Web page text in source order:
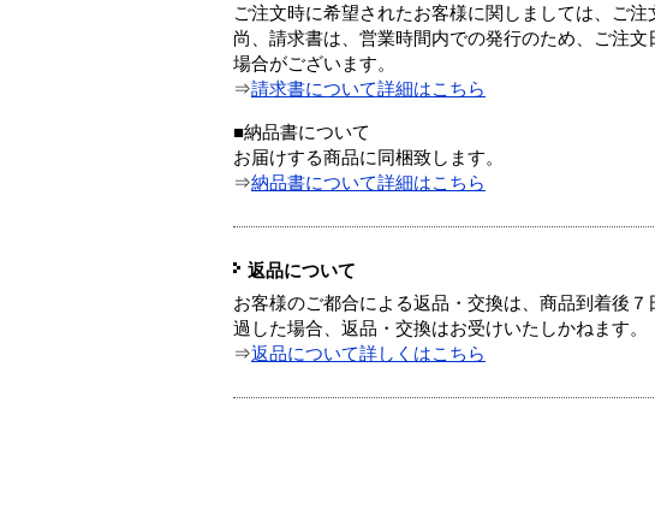
ご注文時に希望されたお客様に関しましては、ご注
尚、請求書は、営業時間内での発行のため、ご注
場合がございます。
⇒請求書について詳細はこちら
■納品書について
お届けする商品に同梱致します。
⇒納品書について詳細はこちら
返品について
お客様のご都合による返品・交換は、商品到着後
過した場合、返品・交換はお受けいたしかねます。
⇒返品について詳しくはこちら